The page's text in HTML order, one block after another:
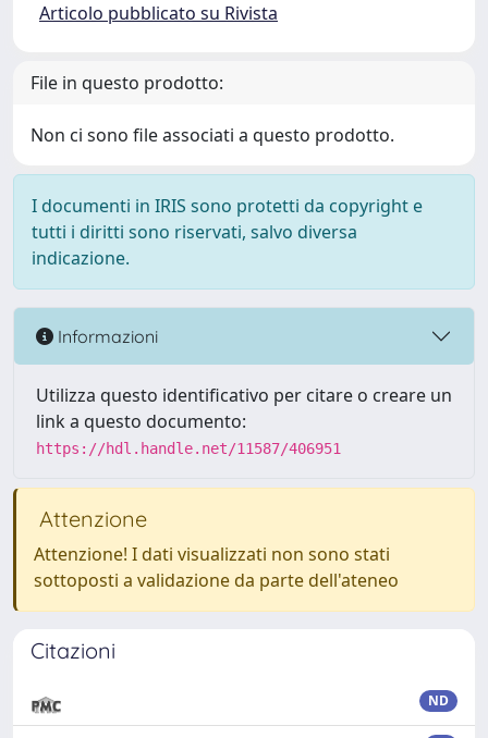
Articolo pubblicato su Rivista
File in questo prodotto:
Non ci sono file associati a questo prodotto.
I documenti in IRIS sono protetti da copyright e
tutti i diritti sono riservati, salvo diversa
indicazione.
Informazioni
Utilizza questo identificativo per citare o creare un
link a questo documento:
https://hdl.handle.net/11587/406951
Attenzione
Attenzione! I dati visualizzati non sono stati
sottoposti a validazione da parte dell'ateneo
Citazioni
ND